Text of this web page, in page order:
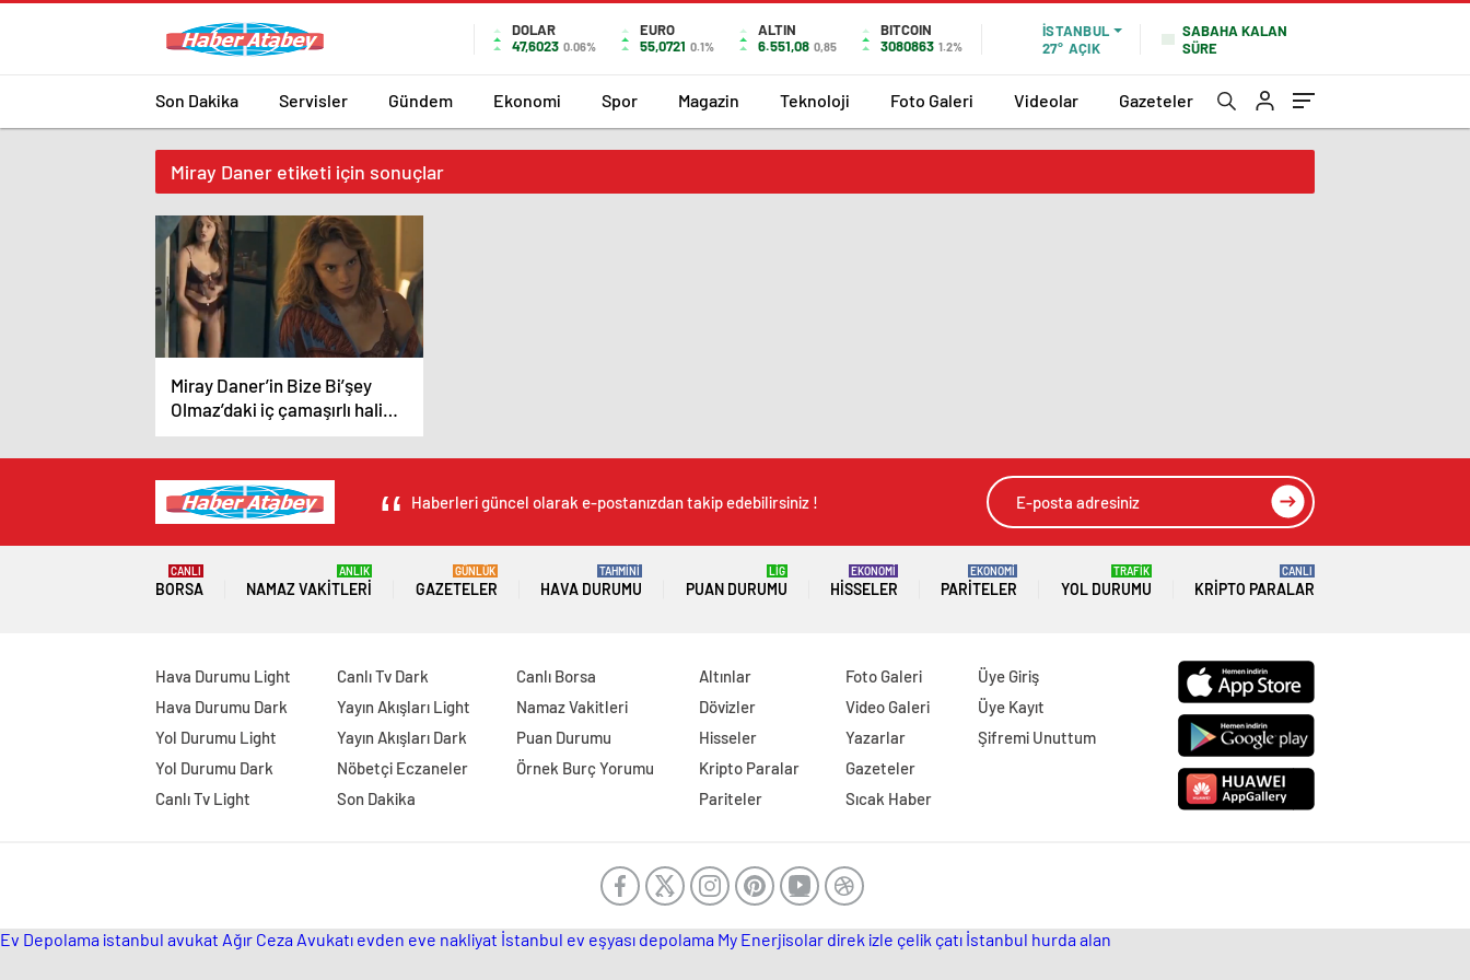
DOLAR
47,6023 0.06%
EURO
55,0721 0.1%
ALTIN
6.551,08 0,85
BITCOIN
3080863 1.2%
İSTANBUL
27° AÇIK
SABAHA KALAN
SÜRE
Son Dakika Servisler Gündem Ekonomi Spor Magazin Teknoloji Foto Galeri Videolar Gazeteler
Miray Daner etiketi için sonuçlar
Miray Daner’in Bize Bi’şey
Olmaz’daki iç çamaşırlı hali
gündemde
Haberleri güncel olarak e-postanızdan takip edebilirsiniz !
BORSA
CANLI
NAMAZ VAKITLERI
ANLIK
GAZETELER
GÜNLÜK
HAVA DURUMU
TAHMİNİ
PUAN DURUMU
LİG
HISSELER
EKONOMİ
PARITELER
EKONOMİ
YOL DURUMU
TRAFİK
KRIPTO PARALAR
CANLI
Hava Durumu Light
Hava Durumu Dark
Yol Durumu Light
Yol Durumu Dark
Canlı Tv Light
Canlı Tv Dark
Yayın Akışları Light
Yayın Akışları Dark
Nöbetçi Eczaneler
Son Dakika
Canlı Borsa
Namaz Vakitleri
Puan Durumu
Örnek Burç Yorumu
Altınlar
Dövizler
Hisseler
Kripto Paralar
Pariteler
Foto Galeri
Video Galeri
Yazarlar
Gazeteler
Sıcak Haber
Üye Giriş
Üye Kayıt
Şifremi Unuttum
Ev Depolama istanbul avukat Ağır Ceza Avukatı evden eve nakliyat İstanbul ev eşyası depolama My Enerjisolar direk izle çelik çatı İstanbul hurda alan